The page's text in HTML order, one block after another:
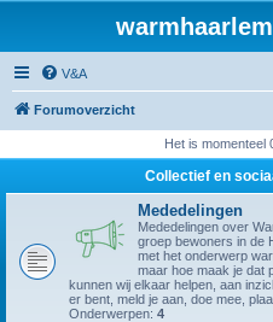
V&A
Forumoverzicht
Het is momenteel
Collectief en
Mededelingen
Mededelingen over
groep bewoners in de
met het onderwerp
maar hoe maak je dat
kunnen wij elkaar helpen, aan
er bent, meld je aan, doe mee,
Onderwerpen: 4